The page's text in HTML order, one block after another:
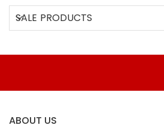
SALE PRODUCTS
ABOUT US